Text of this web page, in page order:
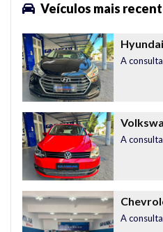
Veículos mais
Hyundai
A
A
A